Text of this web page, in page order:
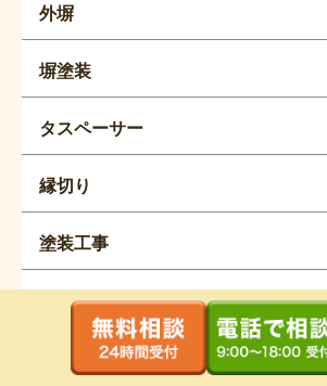
外塀
塀塗装
タスペーサー
縁切り
塗装工事
雨除け
鉄骨階段